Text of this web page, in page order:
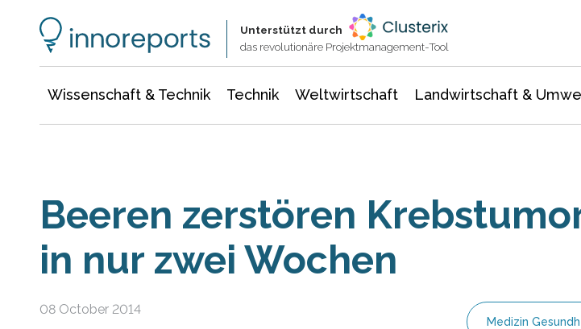
Unterstützt durch
das revolutionäre Projektmanagement-Tool
Wissenschaft & Technik Technik Weltwirtschaft Landwirtschaft &
Beeren zerstören
in nur zwei Wochen
08 October 2014
Medizin